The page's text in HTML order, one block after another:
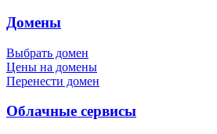
Домены
Выбрать домен
Цены на домены
Перенести домен
Облачные сервисы